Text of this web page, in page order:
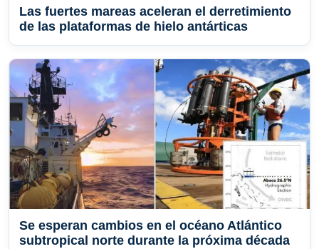
Las fuertes mareas aceleran el derretimiento
de las plataformas de hielo antárticas
Se esperan cambios en el océano Atlántico
subtropical norte durante la próxima década